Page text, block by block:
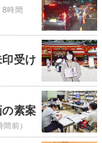
8時間
受け
素案
間前）